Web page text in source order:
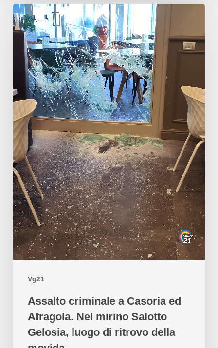
Vg21
Assalto criminale a Casoria ed
Afragola. Nel mirino Salotto
Gelosia, luogo di ritrovo della